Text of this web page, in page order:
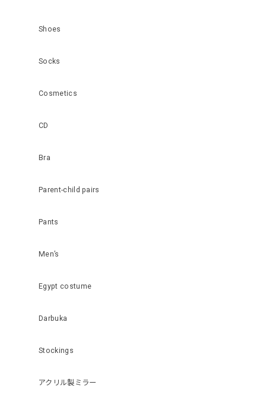
Shoes
Socks
Cosmetics
CD
Bra
Parent-child pairs
Pants
Men’s
Egypt costume
Darbuka
Stockings
アクリル製ミラー